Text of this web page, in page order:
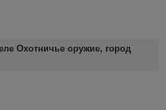
Охотничье оружие, город